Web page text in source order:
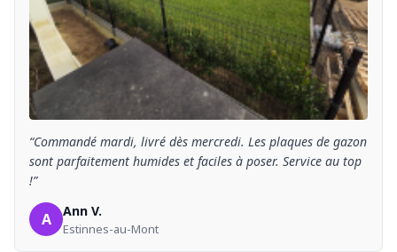
“Commandé mardi, livré dès mercredi. Les plaques de gazon
sont parfaitement humides et faciles à poser. Service au top
!”
A Ann V.
Estinnes-au-Mont